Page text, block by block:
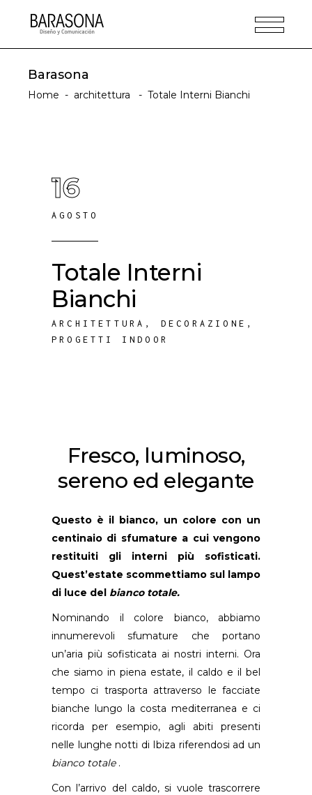
Barasona
Home - architettura - Totale Interni Bianchi
16
AGOSTO
Totale Interni
Bianchi
ARCHITETTURA , DECORAZIONE ,
PROGETTI INDOOR
Fresco, luminoso,
sereno ed elegante
Questo è il bianco, un colore con un
centinaio di sfumature a cui vengono
restituiti gli interni più sofisticati.
Quest’estate scommettiamo sul lampo
di luce del bianco totale.
Nominando il colore bianco, abbiamo
innumerevoli sfumature che portano
un’aria più sofisticata ai nostri interni. Ora
che siamo in piena estate, il caldo e il bel
tempo ci trasporta attraverso le facciate
bianche lungo la costa mediterranea e ci
ricorda per esempio, agli abiti presenti
nelle lunghe notti di Ibiza riferendosi ad un
bianco totale .
Con l’arrivo del caldo, si vuole trascorrere